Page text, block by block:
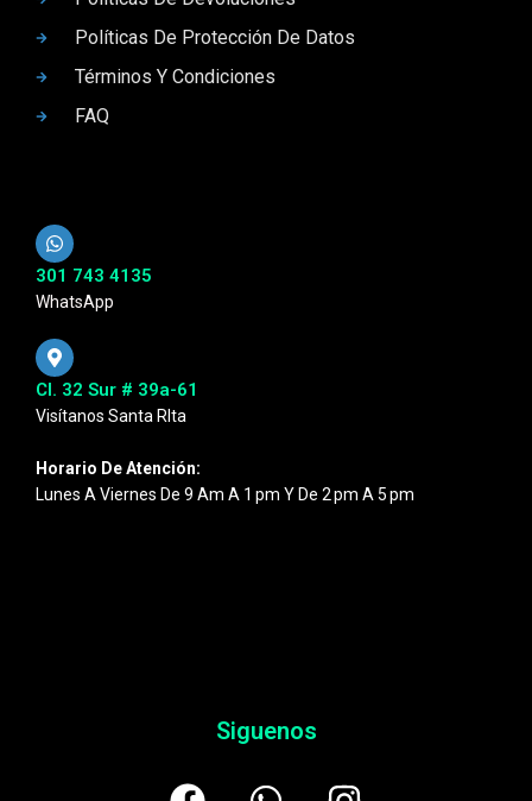
Políticas De Protección De Datos
Términos Y Condiciones
FAQ
301 743 4135
WhatsApp
Cl. 32 Sur # 39a-61
Visítanos Santa RIta
Horario De Atención:
Lunes A Viernes De 9 Am A 1 Pm Y De 2 Pm A 5 Pm
Siguenos